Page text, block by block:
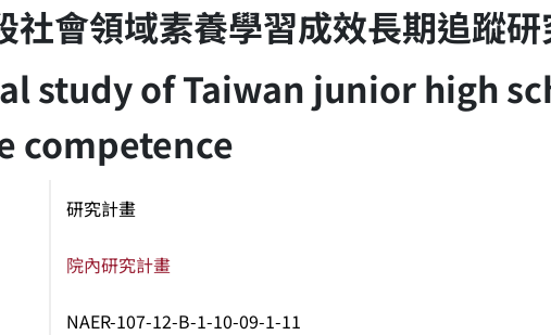
社會領域素養學習成效長期追蹤研
study of Taiwan junior high
competence
研究計畫
院內研究計畫
NAER-107-12-B-1-10-09-1-11